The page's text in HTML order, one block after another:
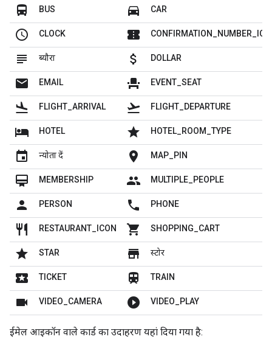
directions_bus BUS directions_car CAR
schedule CLOCK confirmation_number
subject ब्यौरा attach_money DOLLAR
mail EMAIL event_seat EVENT_SEAT
flight_land FLIGHT_ARRIVAL flight_takeoff FLIGHT_DEPARTURE
hotel HOTEL grade HOTEL_ROOM_TYPE
insert_invitation न्योता दें location_on MAP_PIN
card_membership MEMBERSHIP people MULTIPLE_PEOPLE
person PERSON local_phone PHONE
restaurant RESTAURANT_ICON shopping_cart SHOPPING_CART
grade STAR store स्टोर
local_play TICKET train TRAIN
videocam VIDEO_CAMERA play_circle_filled VIDEO_PLAY
ईमेल आइकॉन वाले कार्ड का उदाहरण यहां दिया गया है: